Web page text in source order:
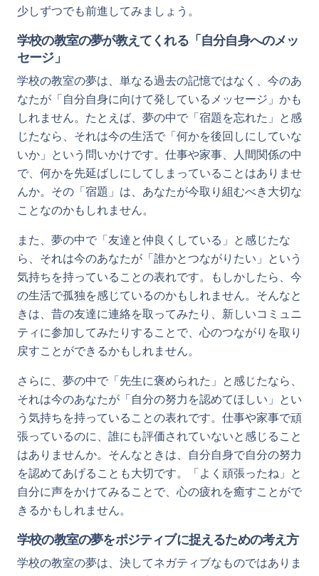
少しずつでも前進してみましょう。
学校の教室の夢が教えてくれる「自分自身へのメッ
セージ」
学校の教室の夢は、単なる過去の記憶ではなく、今のあ
なたが「自分自身に向けて発しているメッセージ」かも
しれません。たとえば、夢の中で「宿題を忘れた」と感
じたなら、それは今の生活で「何かを後回しにしていな
いか」という問いかけです。仕事や家事、人間関係の中
で、何かを先延ばしにしてしまっていることはありませ
んか。その「宿題」は、あなたが今取り組むべき大切な
ことなのかもしれません。
また、夢の中で「友達と仲良くしている」と感じたな
ら、それは今のあなたが「誰かとつながりたい」という
気持ちを持っていることの表れです。もしかしたら、今
の生活で孤独を感じているのかもしれません。そんなと
きは、昔の友達に連絡を取ってみたり、新しいコミュニ
ティに参加してみたりすることで、心のつながりを取り
戻すことができるかもしれません。
さらに、夢の中で「先生に褒められた」と感じたなら、
それは今のあなたが「自分の努力を認めてほしい」とい
う気持ちを持っていることの表れです。仕事や家事で頑
張っているのに、誰にも評価されていないと感じること
はありませんか。そんなときは、自分自身で自分の努力
を認めてあげることも大切です。「よく頑張ったね」と
自分に声をかけてみることで、心の疲れを癒すことがで
きるかもしれません。
学校の教室の夢をポジティブに捉えるための考え方
学校の教室の夢は、決してネガティブなものではありま